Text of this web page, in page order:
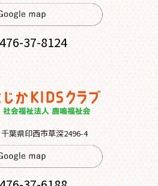
37-8124
葉県印西市草深2496-4